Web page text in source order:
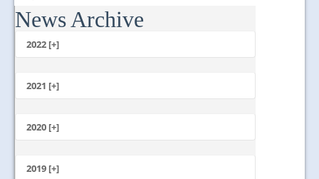
...
News Archive
2022 [+]
2021 [+]
October
July
2020 [+]
January
2019 [+]